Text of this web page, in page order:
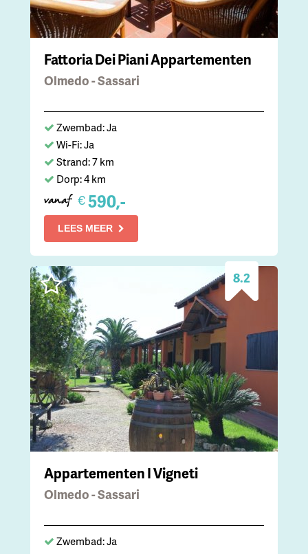
Fattoria Dei Piani Appartementen
Olmedo - Sassari
Zwembad: Ja
Wi-Fi: Ja
Strand: 7 km
Dorp: 4 km
vanaf €590,-
LEES MEER
8.2
Appartementen I Vigneti
Olmedo - Sassari
Zwembad: Ja